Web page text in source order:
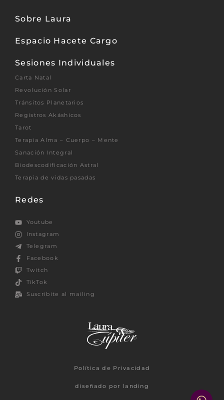
Sobre Laura
Espacio Hacete Cargo
Sesiones Individuales
Carta Natal
Revolución Solar
Tránsitos Planetarios
Registros Akáshicos
Tarot
Terapia Alma – Cuerpo – Mente
Sanación Integral
Biodescodificación Astral
Terapia de vidas pasadas
Redes
Youtube
Instagram
Telegram
Facebook
Twitch
TikTok
Suscribite al mailing
Política de Privacidad
diseñado por landing